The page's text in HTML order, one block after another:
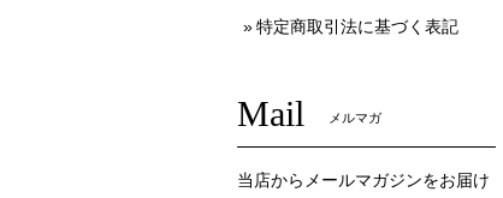
特定商取引法に基づく表記
Mail メルマガ
当店からメールマガジンをお届け